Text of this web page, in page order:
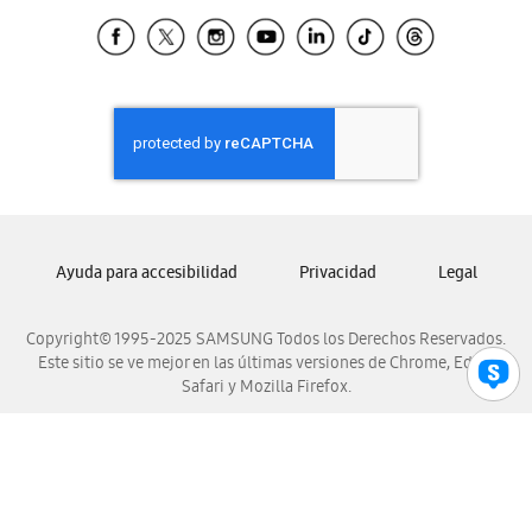
Samsung El Salvador
Samsung Honduras
Samsung Nicaragua
Samsung Panamá
Samsung Venezuela
Copyright© 1995-2025 SAMSUNG Todos los Derechos Reservados.
Este sitio se ve mejor en las últimas versiones de Chrome, Edge,
Safari y Mozilla Firefox.
Ayuda para accesibilidad Privacidad Legal